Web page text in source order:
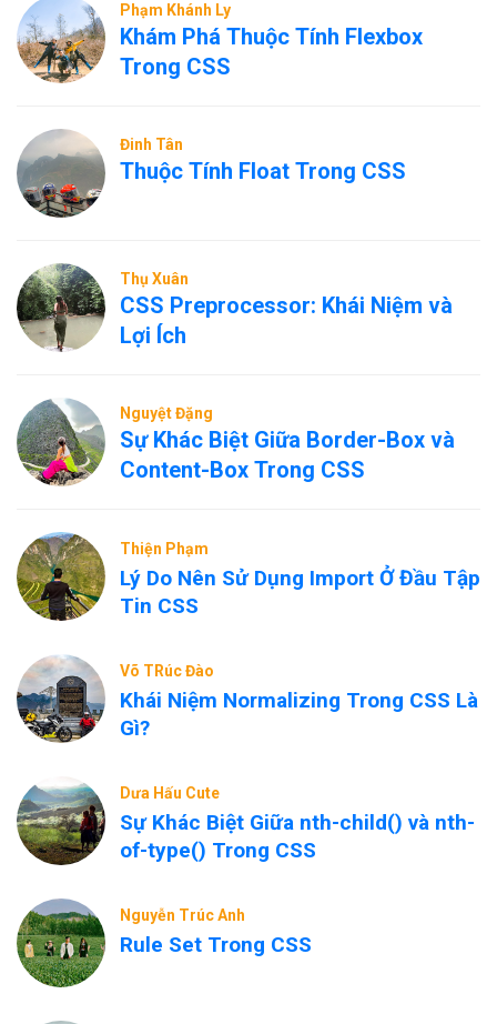
Phạm Khánh Ly
Khám Phá Thuộc Tính Flexbox
Trong CSS
Đinh Tân
Thuộc Tính Float Trong CSS
Thụ Xuân
CSS Preprocessor: Khái Niệm và
Lợi Ích
Nguyệt Đặng
Sự Khác Biệt Giữa Border-Box và
Content-Box Trong CSS
Thiện Phạm
Lý Do Nên Sử Dụng Import Ở Đầu Tập
Tin CSS
Võ TRúc Đào
Khái Niệm Normalizing Trong CSS Là
Gì?
Dưa Hấu Cute
Sự Khác Biệt Giữa nth-child() và nth-
of-type() Trong CSS
Nguyễn Trúc Anh
Rule Set Trong CSS